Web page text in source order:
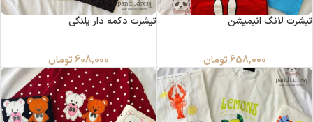
تیشرت لانگ انیمیشن
658,000تومان
تیشرت دکمه دار پلنگی
608,000تومان